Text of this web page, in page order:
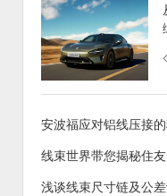
安波福应对铝线压接
线束世界带您揭秘住
浅谈线束尺寸链及公